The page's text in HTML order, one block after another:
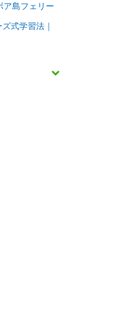
ア島フェリー
式学習法｜